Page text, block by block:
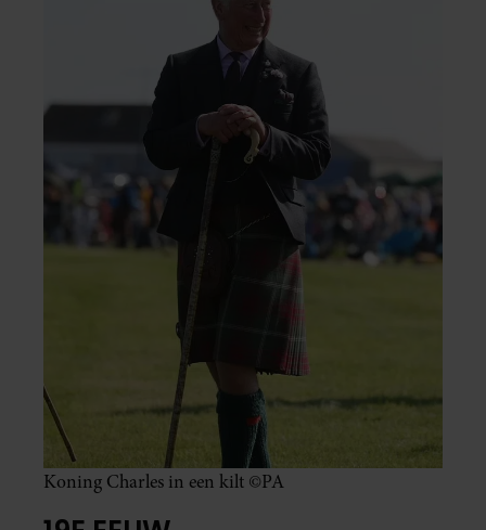
Koning Charles in een kilt ©PA